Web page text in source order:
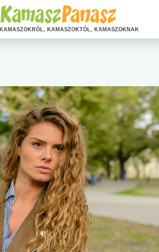
KAMASZOKRÓL, KAMASZOKTÓL, KAMASZOKNAK